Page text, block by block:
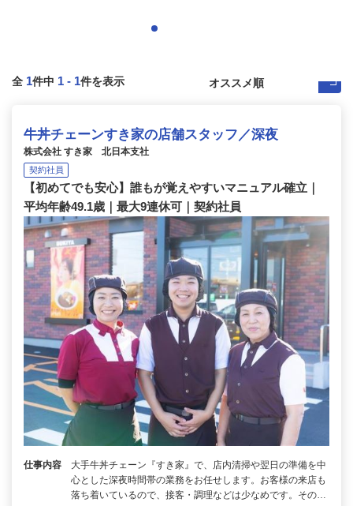
全 1件中 1 - 1件を表示
牛丼チェーンすき家の店舗スタッフ／深夜
株式会社 すき家 北日本支社
契約社員
【初めてでも安心】誰もが覚えやすいマニュアル確立｜
平均年齢49.1歳｜最大9連休可｜契約社員
仕事内容
大手牛丼チェーン『すき家』で、店内清掃や翌日の準備を中
心とした深夜時間帯の業務をお任せします。お客様の来店も
落ち着いているので、接客・調理などは少なめです。その…